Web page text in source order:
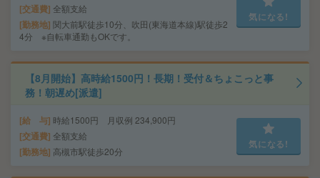
交通費 全額支給
勤務地 関大前駅徒歩10分、吹田(東海道本線)駅徒歩2
4分 ※自転車通勤もOKです。
気になる!
【8月開始】高時給1500円！長期！受付＆ちょこっと事
務！朝遅め[派遣]
給 与 時給1500円 月収例 234,900円
交通費 全額支給
勤務地 高槻市駅徒歩20分
気になる!